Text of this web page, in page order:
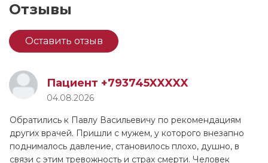
Отзывы
Оставить отзыв
Пациент +793745XXXXX
04.08.2026
Обратились к Павлу Васильевичу по рекомендациям
других врачей. Пришли с мужем, у которого внезапно
поднималось давление, становилось плохо, душно, в
связи с этим тревожность и страх смерти. Человек